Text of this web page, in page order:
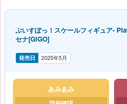
ぶいすぽっ！スケールフィギュア-
セナ[GiGO]
発売日 2025年5月
あみあみ